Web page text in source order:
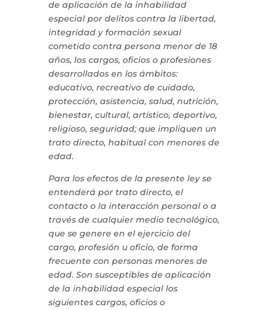
de aplicación de la inhabilidad
especial por delitos contra la libertad,
integridad y formación sexual
cometido contra persona menor de 18
años, los cargos, oficios o profesiones
desarrollados en los ámbitos:
educativo, recreativo de cuidado,
protección, asistencia, salud, nutrición,
bienestar, cultural, artístico, deportivo,
religioso, seguridad; que impliquen un
trato directo, habitual con menores de
edad.
Para los efectos de la presente ley se
entenderá por trato directo, el
contacto o la interacción personal o a
través de cualquier medio tecnológico,
que se genere en el ejercicio del
cargo, profesión u oficio, de forma
frecuente con personas menores de
edad. Son susceptibles de aplicación
de la inhabilidad especial los
siguientes cargos, oficios o